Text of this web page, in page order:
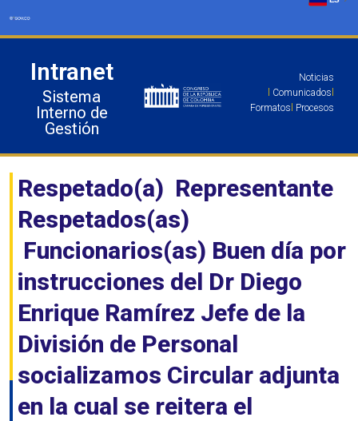
Intranet
Sistema
Interno de
Gestión
Noticias
Comunicados
Formatos Procesos
Respetado(a) Representante
Respetados(as)
Funcionarios(as) Buen día por
instrucciones del Dr Diego
Enrique Ramírez Jefe de la
División de Personal
socializamos Circular adjunta
en la cual se reitera el